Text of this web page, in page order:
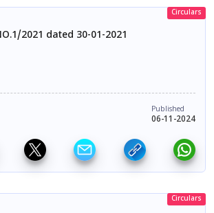
Circulars
2021 dated 30-01-2021
Published
06-11-2024
Circulars